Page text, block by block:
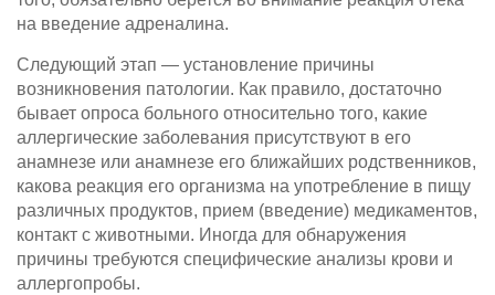
на введение адреналина.
Следующий этап — установление причины
возникновения патологии. Как правило, достаточно
бывает опроса больного относительно того, какие
аллергические заболевания присутствуют в его
анамнезе или анамнезе его ближайших родственников,
какова реакция его организма на употребление в пищу
различных продуктов, прием (введение) медикаментов,
контакт с животными. Иногда для обнаружения
причины требуются специфические анализы крови и
аллергопробы.